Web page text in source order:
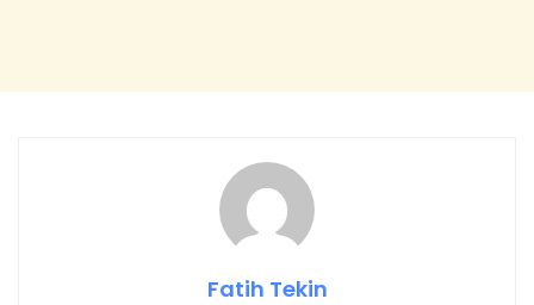
Fatih Tekin